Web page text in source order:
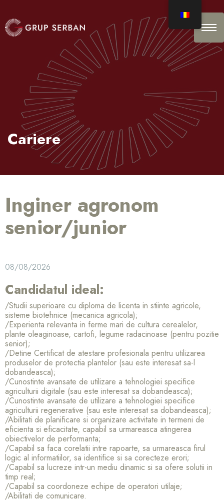
Cariere
Inginer agronom
senior/junior
08/08/2026
Candidatul ideal:
/Studii superioare cu diploma de licenta in stiinte agricole,
sisteme biotehnice (mecanica agricola);
/Experienta relevanta in ferme mari de cultura cerealelor,
plante oleaginoase, cartofi, legume radacinoase (pentru pozitie
senior);
/Detine Certificat de atestare profesionala pentru utilizarea
produselor de protectia plantelor (sau este interesat sa-l
dobandeasca);
/Cunostinte avansate de utilizare a tehnologiei specifice
agriculturii digitale (sau este interesat sa dobandeasca);
/Cunostinte avansate de utilizare a tehnologiei specifice
agriculturii regenerative (sau este interesat sa dobandeasca);
/Abilitati de planificare si organizare activitate in termeni de
eficienta si eficacitate, capabil sa urmareasca atingerea
obiectivelor de performanta;
/Capabil sa faca corelatii intre rapoarte, sa urmareasca firul
logic al informatiilor, sa identifice si sa corecteze erori;
/Capabil sa lucreze intr-un mediu dinamic si sa ofere solutii in
timp real;
/Capabil sa coordoneze echipe de operatori utilaje;
/Abilitati de comunicare.